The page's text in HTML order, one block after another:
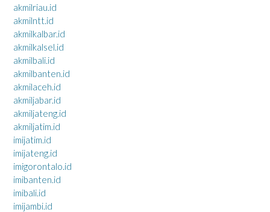
akmilriau.id
akmilntt.id
akmilkalbar.id
akmilkalsel.id
akmilbali.id
akmilbanten.id
akmilaceh.id
akmiljabar.id
akmiljateng.id
akmiljatim.id
imijatim.id
imijateng.id
imigorontalo.id
imibanten.id
imibali.id
imijambi.id